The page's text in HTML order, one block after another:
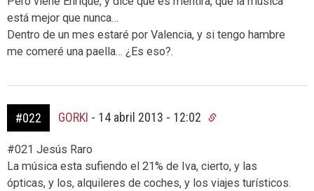
está mejor que nunca…
Dentro de un mes estaré por Valencia, y si tengo hambre
me comeré una paella… ¿Es eso?.
#022 GORKI - 14 abril 2013 - 12:02
#021 Jesús Raro
La música esta sufiendo el 21% de Iva, cierto, y las
ópticas, y los, alquileres de coches, y los viajes turísticos.